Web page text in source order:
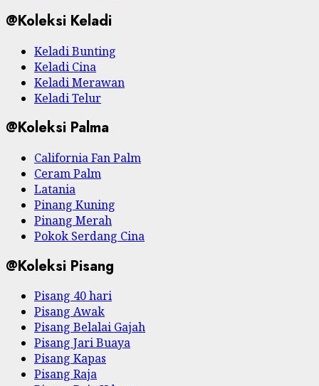
@Koleksi Keladi
Keladi Bunting
Keladi Cina
Keladi Merawan
Keladi Telur
@Koleksi Palma
California Fan Palm
Ceram Palm
Latania
Pinang Kuning
Pinang Merah
Pokok Serdang Cina
@Koleksi Pisang
Pisang 40 hari
Pisang Awak
Pisang Belalai Gajah
Pisang Jari Buaya
Pisang Kapas
Pisang Raja